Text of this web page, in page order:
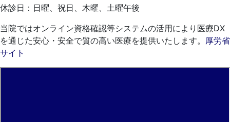
休診日：日曜、祝日、木曜、土曜午後
当院ではオンライン資格確認等システムの活用により医療DX
を通じた安心・安全で質の高い医療を提供いたします。 厚労省
サイト